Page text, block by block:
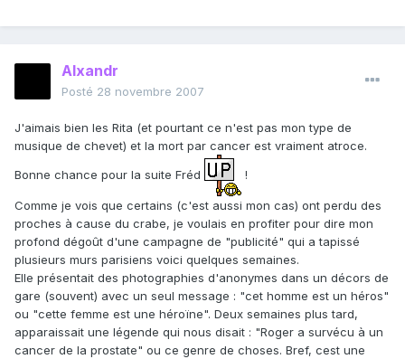
Alxandr
Posté 28 novembre 2007
J'aimais bien les Rita (et pourtant ce n'est pas mon type de
musique de chevet) et la mort par cancer est vraiment atroce.
Bonne chance pour la suite Fréd
!
Comme je vois que certains (c'est aussi mon cas) ont perdu des
proches à cause du crabe, je voulais en profiter pour dire mon
profond dégoût d'une campagne de "publicité" qui a tapissé
plusieurs murs parisiens voici quelques semaines.
Elle présentait des photographies d'anonymes dans un décors de
gare (souvent) avec un seul message : "cet homme est un héros"
ou "cette femme est une héroïne". Deux semaines plus tard,
apparaissait une légende qui nous disait : "Roger a survécu à un
cancer de la prostate" ou ce genre de choses. Bref, cest une